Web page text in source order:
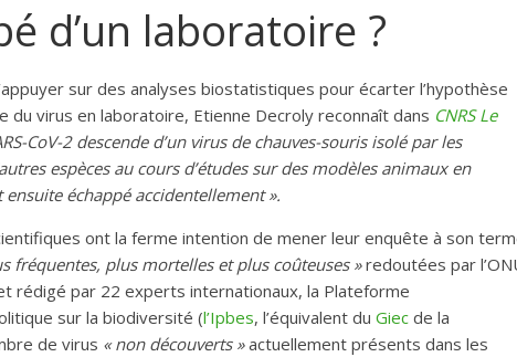
d’un laboratoire ?
sur des analyses biostatistiques pour écarter l’hypothèse
du virus en laboratoire, Etienne Decroly reconnaît dans CNRS Le
CoV-2 descende d’un virus de chauves-souris isolé par les
espèces au cours d’études sur des modèles animaux en
échappé accidentellement ».
ont la ferme intention de mener leur enquête à son
fréquentes, plus mortelles et plus coûteuses »redoutées par
rédigé par 22 experts internationaux, la Plateforme
sur la biodiversité (l’Ipbes, l’équivalent du Giec de la
de virus « non découverts »actuellement présents dans les